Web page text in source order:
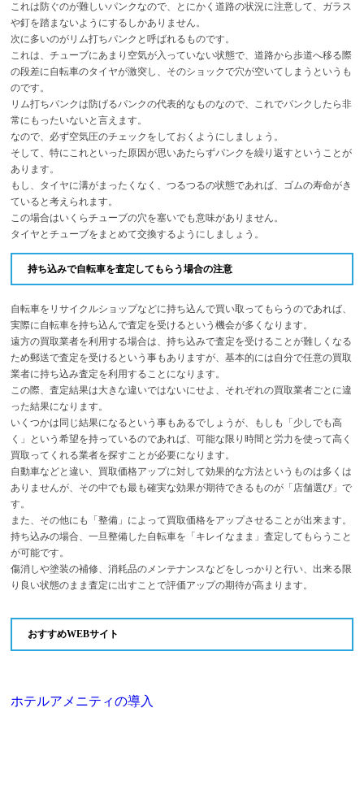
これは防ぐのが難しいパンクなので、とにかく道路の状況に注意して、ガラス
や釘を踏まないようにするしかありません。
次に多いのがリム打ちパンクと呼ばれるものです。
これは、チューブにあまり空気が入っていない状態で、道路から歩道へ移る際
の段差に自転車のタイヤが激突し、そのショックで穴が空いてしまうというも
のです。
リム打ちパンクは防げるパンクの代表的なものなので、これでパンクしたら非
常にもったいないと言えます。
なので、必ず空気圧のチェックをしておくようにしましょう。
そして、特にこれといった原因が思いあたらずパンクを繰り返すということが
あります。
もし、タイヤに溝がまったくなく、つるつるの状態であれば、ゴムの寿命がき
ていると考えられます。
この場合はいくらチューブの穴を塞いでも意味がありません。
タイヤとチューブをまとめて交換するようにしましょう。
持ち込みで自転車を査定してもらう場合の注意
自転車をリサイクルショップなどに持ち込んで買い取ってもらうのであれば、
実際に自転車を持ち込んで査定を受けるという機会が多くなります。
遠方の買取業者を利用する場合は、持ち込みで査定を受けることが難しくなる
ため郵送で査定を受けるという事もありますが、基本的には自分で任意の買取
業者に持ち込み査定を利用することになります。
この際、査定結果は大きな違いではないにせよ、それぞれの買取業者ごとに違
った結果になります。
いくつかは同じ結果になるという事もあるでしょうが、もしも「少しでも高
く」という希望を持っているのであれば、可能な限り時間と労力を使って高く
買取ってくれる業者を探すことが必要になります。
自動車などと違い、買取価格アップに対して効果的な方法というものは多くは
ありませんが、その中でも最も確実な効果が期待できるものが「店舗選び」で
す。
また、その他にも「整備」によって買取価格をアップさせることが出来ます。
持ち込みの場合、一旦整備した自転車を「キレイなまま」査定してもらうこと
が可能です。
傷消しや塗装の補修、消耗品のメンテナンスなどをしっかりと行い、出来る限
り良い状態のまま査定に出すことで評価アップの期待が高まります。
おすすめWEBサイト
ホテルアメニティの導入